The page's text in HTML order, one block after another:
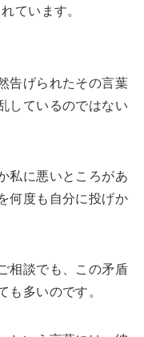
ています。
告げられたその言葉
しているのではない
私に悪いところがあ
何度も自分に投げか
相談でも、この矛盾
多いのです。